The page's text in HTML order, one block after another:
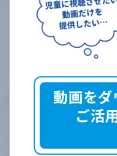
動画を
ご活